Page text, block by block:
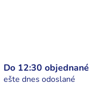
á
d
Do 12:30 objednané
ešte dnes odoslané